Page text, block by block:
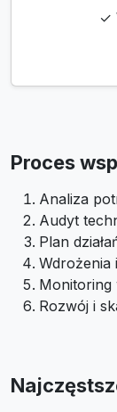
✓
Proces
Analiza
Audyt
Plan
Wdrożenia
Rozwój i